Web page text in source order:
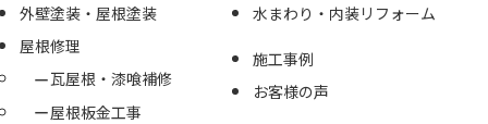
外壁塗装・屋根塗装
屋根修理
瓦屋根・漆喰補修
屋根板金工事
水まわり・内装リフォーム
施工事例
お客様の声